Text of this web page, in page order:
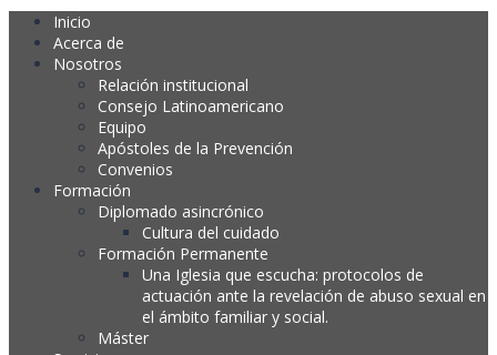
Inicio
Acerca de
Nosotros
Relación institucional
Consejo Latinoamericano
Equipo
Apóstoles de la Prevención
Convenios
Formación
Diplomado asincrónico
Cultura del cuidado
Formación Permanente
Una Iglesia que escucha: protocolos de
actuación ante la revelación de abuso sexual en
el ámbito familiar y social.
Máster